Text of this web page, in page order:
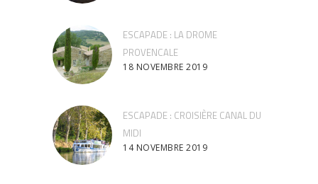
ESCAPADE : LA DROME
PROVENCALE
18 NOVEMBRE 2019
ESCAPADE : CROISIÈRE CANAL DU
MIDI
14 NOVEMBRE 2019